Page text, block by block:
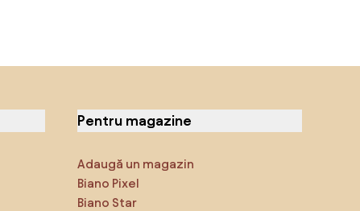
Pentru magazine
Adaugă un magazin
Biano Pixel
Biano Star